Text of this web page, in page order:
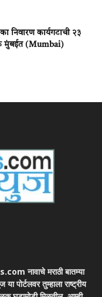
निवारण कार्यगटाची २३
मुंबईत (Mumbai)
नावाचे मराठी बातम्या
तुम्हाला राष्ट्रीय